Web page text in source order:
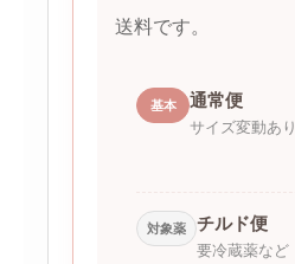
送料です。
基本 通常便
サイズ変動あり
対象薬 チルド便
要冷蔵薬など